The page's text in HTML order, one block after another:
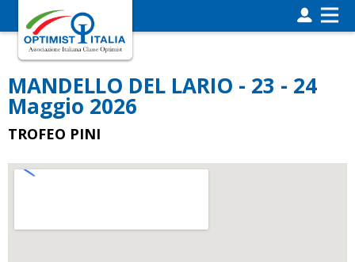
MANDELLO DEL LARIO - 23 - 24
Maggio 2026
TROFEO PINI